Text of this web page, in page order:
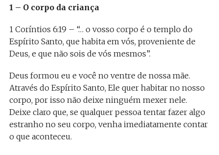
1 – O corpo da criança
1 Coríntios 6:19 – “… o vosso corpo é o templo do
Espírito Santo, que habita em vós, proveniente de
Deus, e que não sois de vós mesmos”.
Deus formou eu e você no ventre de nossa mãe.
Através do Espírito Santo, Ele quer habitar no nosso
corpo, por isso não deixe ninguém mexer nele.
Deixe claro que, se qualquer pessoa tentar fazer algo
estranho no seu corpo, venha imediatamente contar
o que aconteceu.